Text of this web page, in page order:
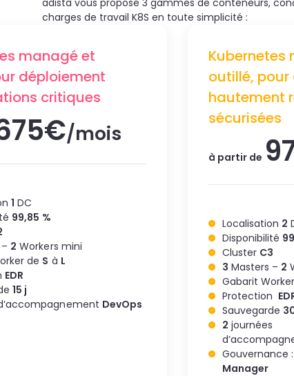
adista vous propose 3 gammes de conteneurs,
charges de travail K8S en toute simplicité :
managé et
déploiement
critiques
/mois
1 DC
99,85 %
2 Workers mini
de S à L
EDR
15 j
DevOps
Kubernetes
outillé,
hautement
sécurisées
à partir de
Localisation 2
Disponibilité
Cluster C3
3 Masters – 2
Gabarit
Protection
Sauvegarde
2 journées
Gouvernance :
Manager